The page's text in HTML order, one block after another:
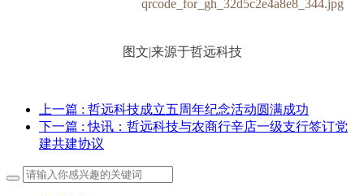
图文|来源于哲远科技
上一篇 : 哲远科技成立五周年纪念活动圆满成功
下一篇 : 快讯：哲远科技与农商行辛店一级支行签订党
建共建协议